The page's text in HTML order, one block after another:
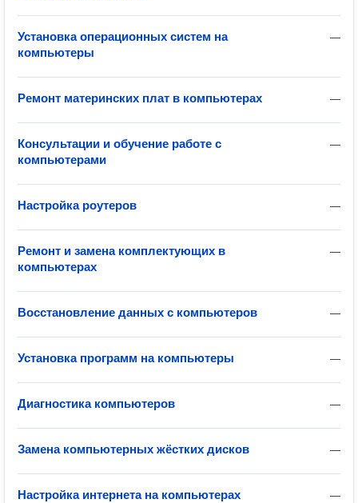
—
Установка операционных систем на
компьютеры
—
Ремонт материнских плат в компьютерах
—
Консультации и обучение работе с
компьютерами
—
Настройка роутеров
—
Ремонт и замена комплектующих в
компьютерах
—
Восстановление данных с компьютеров
—
Установка программ на компьютеры
—
Диагностика компьютеров
—
Замена компьютерных жёстких дисков
—
Настройка интернета на компьютерах